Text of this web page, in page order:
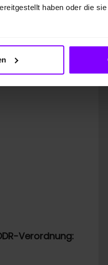
haben oder die
Verordnung: